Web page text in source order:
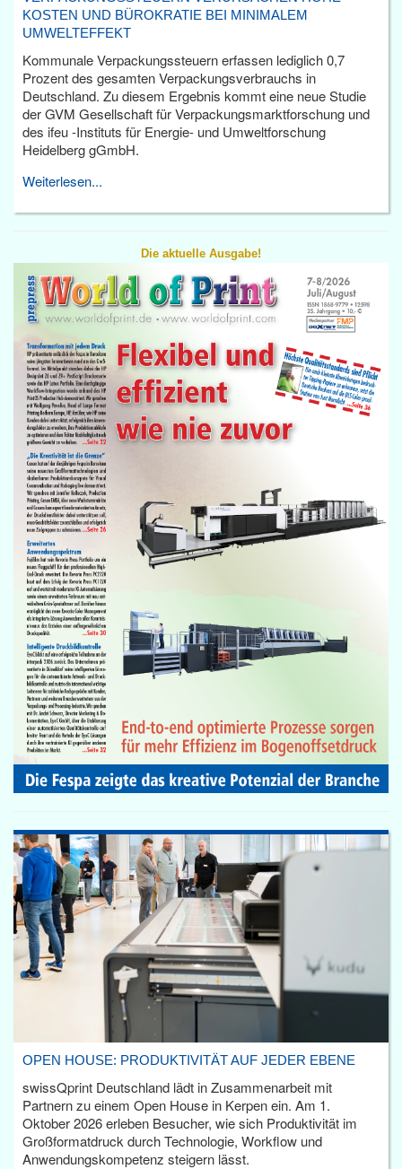
KOSTEN UND BÜROKRATIE BEI MINIMALEM
UMWELTEFFEKT
Kommunale Verpackungssteuern erfassen lediglich 0,7
Prozent des gesamten Verpackungsverbrauchs in
Deutschland. Zu diesem Ergebnis kommt eine neue Studie
der GVM Gesellschaft für Verpackungsmarktforschung und
des ifeu -Instituts für Energie- und Umweltforschung
Heidelberg gGmbH.
Weiterlesen...
Die aktuelle Ausgabe!
OPEN HOUSE: PRODUKTIVITÄT AUF JEDER EBENE
swissQprint Deutschland lädt in Zusammenarbeit mit
Partnern zu einem Open House in Kerpen ein. Am 1.
Oktober 2026 erleben Besucher, wie sich Produktivität im
Großformatdruck durch Technologie, Workflow und
Anwendungskompetenz steigern lässt.